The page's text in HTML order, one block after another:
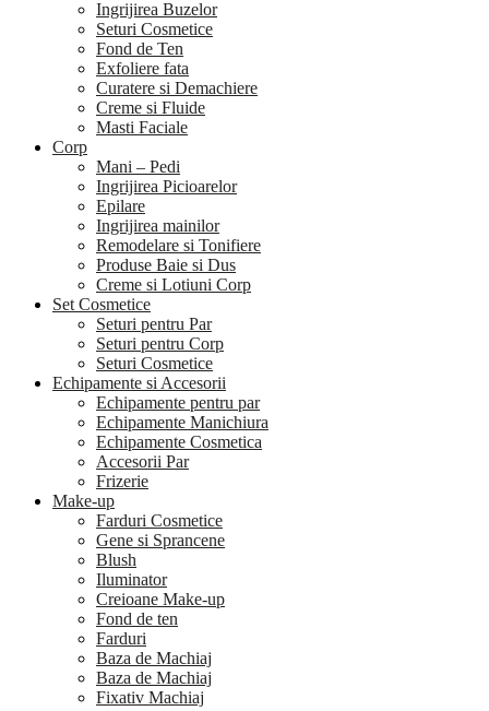
Ingrijirea Buzelor
Seturi Cosmetice
Fond de Ten
Exfoliere fata
Curatere si Demachiere
Creme si Fluide
Masti Faciale
Corp
Mani – Pedi
Ingrijirea Picioarelor
Epilare
Ingrijirea mainilor
Remodelare si Tonifiere
Produse Baie si Dus
Creme si Lotiuni Corp
Set Cosmetice
Seturi pentru Par
Seturi pentru Corp
Seturi Cosmetice
Echipamente si Accesorii
Echipamente pentru par
Echipamente Manichiura
Echipamente Cosmetica
Accesorii Par
Frizerie
Make-up
Farduri Cosmetice
Gene si Sprancene
Blush
Iluminator
Creioane Make-up
Fond de ten
Farduri
Baza de Machiaj
Baza de Machiaj
Fixativ Machiaj